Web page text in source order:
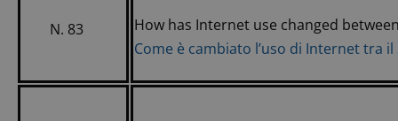
N. 83
How has Internet use changed
Come è cambiato l’uso di Internet tra il